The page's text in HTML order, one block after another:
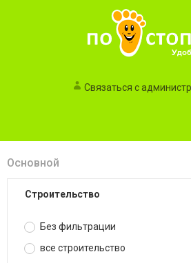
Связаться с
Основной
строительство
Без фильтрации
все строительство